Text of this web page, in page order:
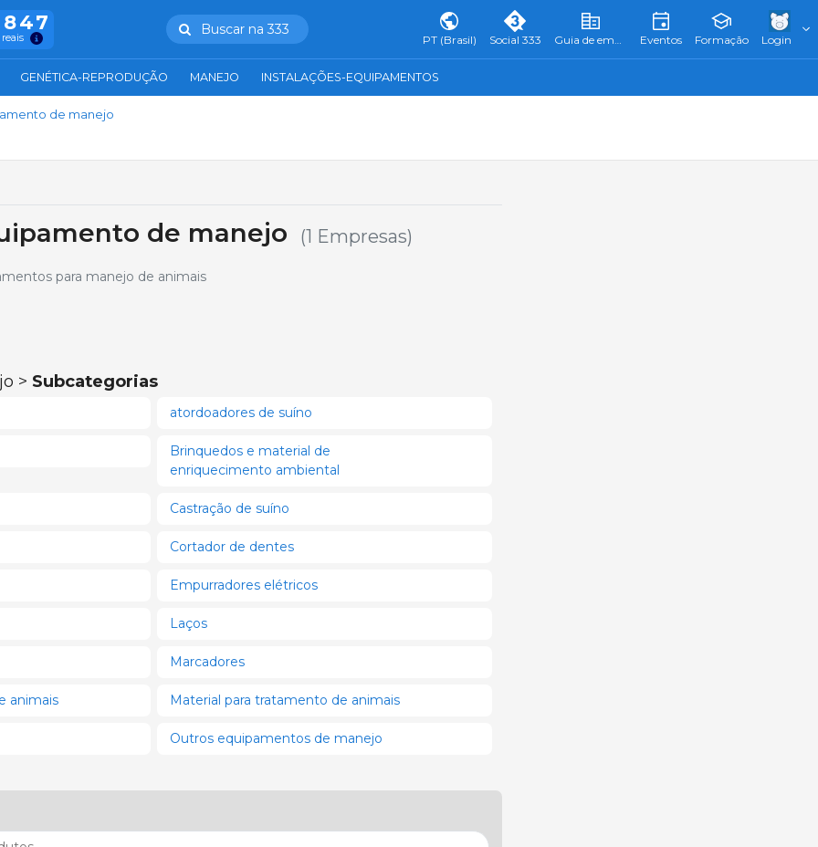
Buscar na 333
PT (Brasil) Social 333 Guia de empresas Eventos Formação Login
GENÉTICA-REPRODUÇÃO MANEJO INSTALAÇÕES-EQUIPAMENTOS
de manejo
de manejo (1 Empresas)
para manejo de animais
> Subcategorias
atordoadores de suíno
Brinquedos e material de
enriquecimento ambiental
Castração de suíno
Cortador de dentes
Empurradores elétricos
Laços
Marcadores
animais Material para tratamento de animais
Outros equipamentos de manejo